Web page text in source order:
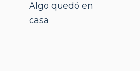
Algo quedó en
casa